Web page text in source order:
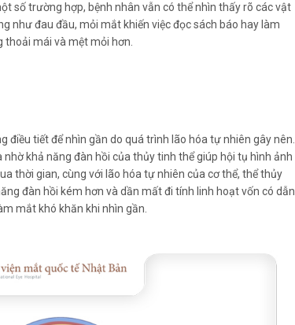
số trường hợp, bệnh nhân vẫn có thể nhìn thấy rõ các vật
như đau đầu, mỏi mắt khiến việc đọc sách báo hay làm
thoải mái và mệt mỏi hơn.
điều tiết để nhìn gần do quá trình lão hóa tự nhiên gây nên.
khả năng đàn hồi của thủy tinh thể giúp hội tụ hình ảnh
thời gian, cùng với lão hóa tự nhiên của cơ thể, thể thủy
đàn hồi kém hơn và dần mất đi tính linh hoạt vốn có dẫn
mắt khó khăn khi nhìn gần.